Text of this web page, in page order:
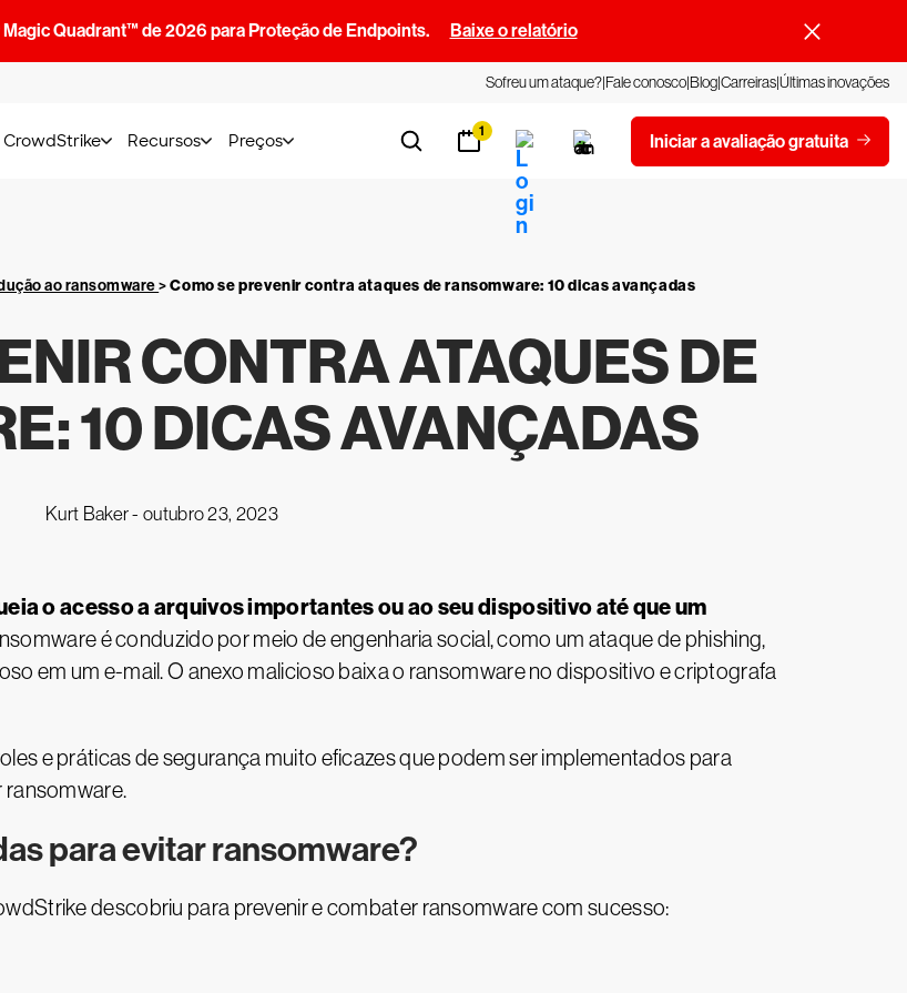
Quadrant™ de 2026 para Proteção de Endpoints. Baixe o relatório
Sofreu um ataque?Fale conoscoBlogCarreirasÚltimas inovações
CrowdStrike Recursos Preços 1 Iniciar a avaliação gratuita
ao ransomware>Como se prevenir contra ataques de ransomware: 10 dicas avançadas
CONTRA ATAQUES DE
10 DICAS AVANÇADAS
Kurt Baker -outubro 23, 2023
o acesso a arquivos importantes ou ao seu dispositivo até que um
é conduzido por meio de engenharia social, como um ataque de phishing,
em um e-mail. O anexo malicioso baixa o ransomware no dispositivo e criptografa
e práticas de segurança muito eficazes que podem ser implementados para
ransomware.
para evitar ransomware?
descobriu para prevenir e combater ransomware com sucesso: